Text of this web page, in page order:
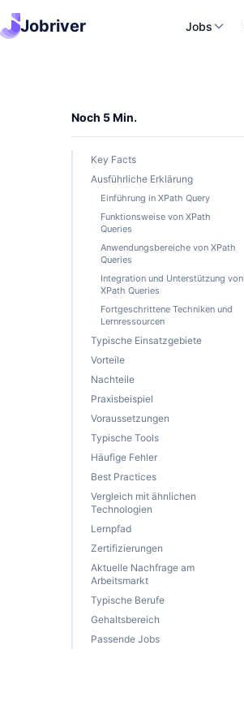
Jobriver Jobs
Noch 5 Min.
Key Facts
Ausführliche Erklärung
Einführung in XPath Query
Funktionsweise von XPath
Queries
Anwendungsbereiche von XPath
Queries
Integration und Unterstützung von
XPath Queries
Fortgeschrittene Techniken und
Lernressourcen
Typische Einsatzgebiete
Vorteile
Nachteile
Praxisbeispiel
Voraussetzungen
Typische Tools
Häufige Fehler
Best Practices
Vergleich mit ähnlichen
Technologien
Lernpfad
Zertifizierungen
Aktuelle Nachfrage am
Arbeitsmarkt
Typische Berufe
Gehaltsbereich
Passende Jobs